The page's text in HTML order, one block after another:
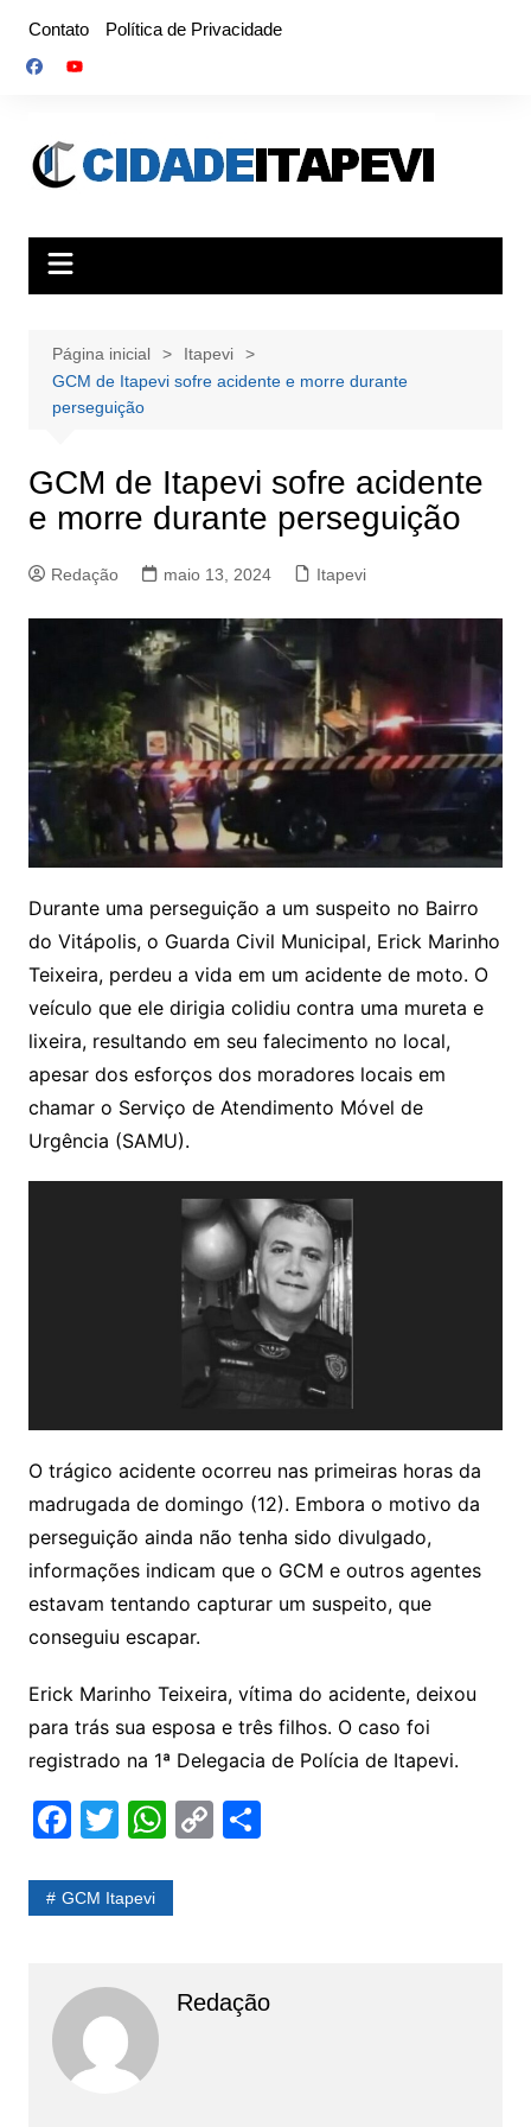
Contato Política de Privacidade
Página inicial
Itapevi
GCM de Itapevi sofre acidente e morre durante
perseguição
GCM de Itapevi sofre acidente
e morre durante perseguição
Redação maio 13, 2024 Itapevi
Durante uma perseguição a um suspeito no Bairro
do Vitápolis, o Guarda Civil Municipal, Erick Marinho
Teixeira, perdeu a vida em um acidente de moto. O
veículo que ele dirigia colidiu contra uma mureta e
lixeira, resultando em seu falecimento no local,
apesar dos esforços dos moradores locais em
chamar o Serviço de Atendimento Móvel de
Urgência (SAMU).
O trágico acidente ocorreu nas primeiras horas da
madrugada de domingo (12). Embora o motivo da
perseguição ainda não tenha sido divulgado,
informações indicam que o GCM e outros agentes
estavam tentando capturar um suspeito, que
conseguiu escapar.
Erick Marinho Teixeira, vítima do acidente, deixou
para trás sua esposa e três filhos. O caso foi
registrado na 1ª Delegacia de Polícia de Itapevi.
F
c
o
o
k
T
itt
W
at
p
C
n
S
GCM Itapevi
Redação